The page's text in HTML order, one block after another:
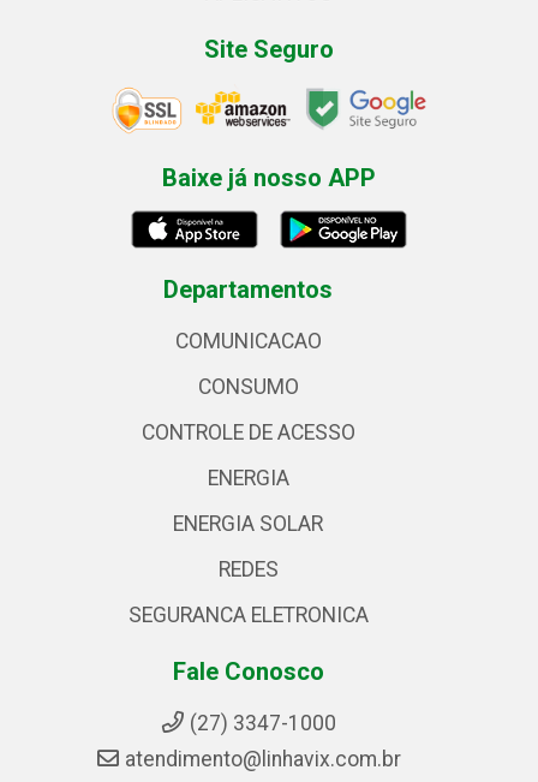
Site Seguro
Baixe já nosso APP
Departamentos
COMUNICACAO
CONSUMO
CONTROLE DE ACESSO
ENERGIA
ENERGIA SOLAR
REDES
SEGURANCA ELETRONICA
Fale Conosco
(27) 3347-1000
atendimento@linhavix.com.br